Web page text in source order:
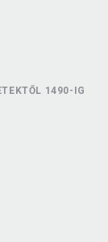
1490-IG